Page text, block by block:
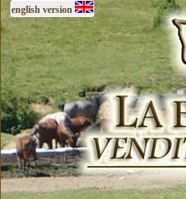
english version